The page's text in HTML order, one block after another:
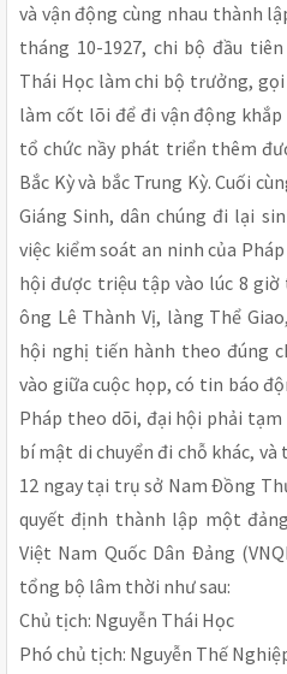
và vận động cùng nhau thành
tháng 10-1927, chi bộ đầu
Thái Học làm chi bộ trưởng,
làm cốt lõi để đi vận động
tổ chức nầy phát triển thêm
Bắc Kỳ và bắc Trung Kỳ. Cuối
Giáng Sinh, dân chúng đi lại
việc kiểm soát an ninh của
hội được triệu tập vào lúc 8 giờ
ông Lê Thành Vị, làng Thể
hội nghị tiến hành theo đúng
vào giữa cuộc họp, có tin báo
Pháp theo dõi, đại hội phải
bí mật di chuyển đi chỗ khác, và
12 ngay tại trụ sở Nam Ðồng
quyết định thành lập một
Việt Nam Quốc Dân Ðảng
tổng bộ lâm thời như sau:
Chủ tịch: Nguyễn Thái Học
Phó chủ tịch: Nguyễn Thế